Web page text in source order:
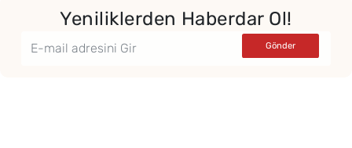
Yeniliklerden Haberdar Ol!